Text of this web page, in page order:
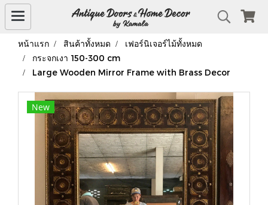
หน้าแรก สินค้าทั้งหมด
เฟอร์นิเจอร์ไม้ทั้งหมด
กระจกเงา 150-300 cm
Large Wooden Mirror Frame with Brass Decor
New